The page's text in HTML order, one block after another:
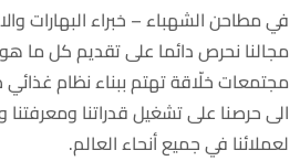
في مطاحن الشهباء – خبراء البهارات
مجالنا نحرص دائما على تقديم كل ما
مجتمعات خلّاقة تهتم ببناء نظام
الى حرصنا على تشغيل قدراتنا ومعرفتنا
لعملائنا في جميع أنحاء العالم.